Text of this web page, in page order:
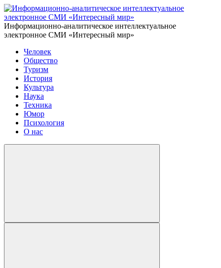
Информационно-аналитическое интеллектуальное
электронное СМИ «Интересный мир»
Человек
Общество
Туризм
История
Культура
Наука
Техника
Юмор
Психология
О нас